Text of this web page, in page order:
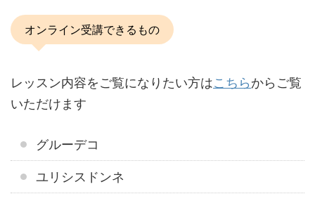
オンライン受講できるもの
レッスン内容をご覧になりたい方はこちらからご覧
いただけます
グルーデコ
ユリシスドンネ